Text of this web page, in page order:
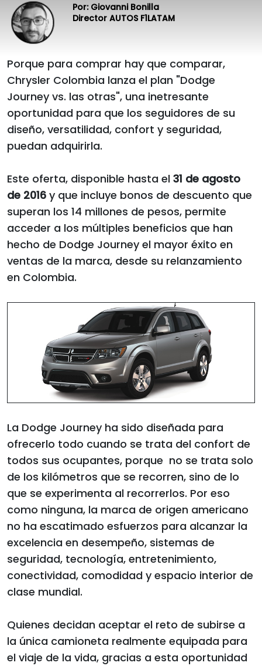
Por: Giovanni Bonilla
Director AUTOS F1LATAM
Porque para comprar hay que comparar,
Chrysler Colombia lanza el plan "Dodge
Journey vs. las otras", una inetresante
oportunidad para que los seguidores de su
diseño, versatilidad, confort y seguridad,
puedan adquirirla.
Este oferta, disponible hasta el 31 de agosto
de 2016 y que incluye bonos de descuento que
superan los 14 millones de pesos, permite
acceder a los múltiples beneficios que han
hecho de Dodge Journey el mayor éxito en
ventas de la marca, desde su relanzamiento
en Colombia.
La Dodge Journey ha sido diseñada para
ofrecerlo todo cuando se trata del confort de
todos sus ocupantes, porque no se trata solo
de los kilómetros que se recorren, sino de lo
que se experimenta al recorrerlos. Por eso
como ninguna, la marca de origen americano
no ha escatimado esfuerzos para alcanzar la
excelencia en desempeño, sistemas de
seguridad, tecnología, entretenimiento,
conectividad, comodidad y espacio interior de
clase mundial.
Quienes decidan aceptar el reto de subirse a
la única camioneta realmente equipada para
el viaje de la vida, gracias a esta oportunidad